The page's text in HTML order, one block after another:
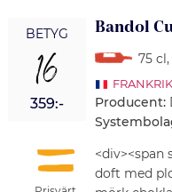
BETYG
16
359:-
Bandol
75 cl,
Producent:
<div><span
doft med